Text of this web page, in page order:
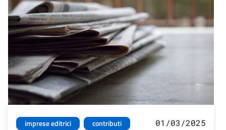
imprese editrici
contributi
01/03/2025